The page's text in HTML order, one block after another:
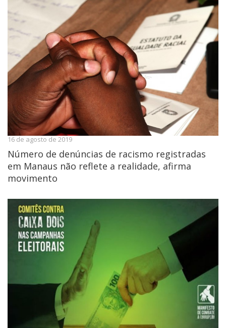
16 de agosto de 2019
Número de denúncias de racismo registradas
em Manaus não reflete a realidade, afirma
movimento